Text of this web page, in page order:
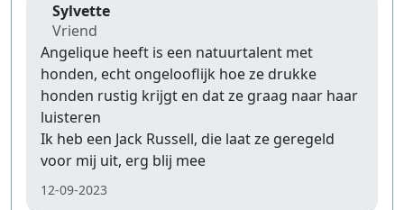
Sylvette
Vriend
Angelique heeft is een natuurtalent met
honden, echt ongelooflijk hoe ze drukke
honden rustig krijgt en dat ze graag naar haar
luisteren
Ik heb een Jack Russell, die laat ze geregeld
voor mij uit, erg blij mee
12-09-2023